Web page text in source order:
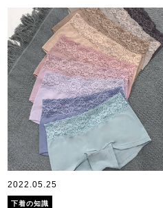
2022.05.25
下着の知識